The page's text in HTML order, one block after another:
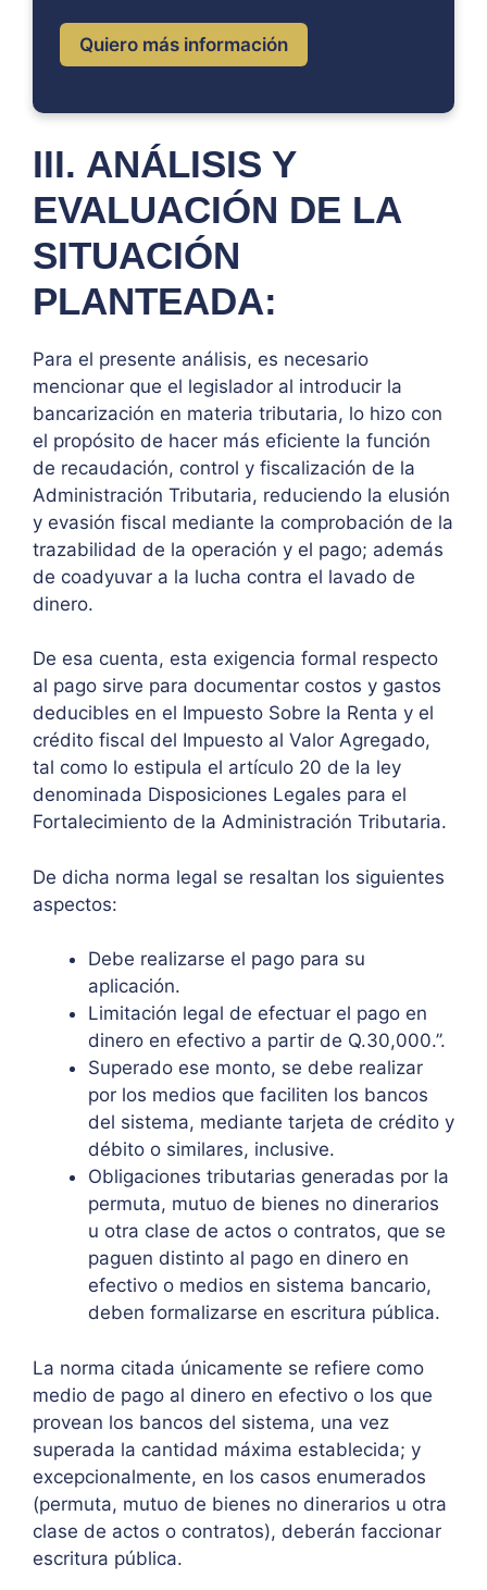
Quiero más información
III. ANÁLISIS Y
EVALUACIÓN DE LA
SITUACIÓN
PLANTEADA:
Para el presente análisis, es necesario
mencionar que el legislador al introducir la
bancarización en materia tributaria, lo hizo con
el propósito de hacer más eficiente la función
de recaudación, control y fiscalización de la
Administración Tributaria, reduciendo la elusión
y evasión fiscal mediante la comprobación de la
trazabilidad de la operación y el pago; además
de coadyuvar a la lucha contra el lavado de
dinero.
De esa cuenta, esta exigencia formal respecto
al pago sirve para documentar costos y gastos
deducibles en el Impuesto Sobre la Renta y el
crédito fiscal del Impuesto al Valor Agregado,
tal como lo estipula el artículo 20 de la ley
denominada Disposiciones Legales para el
Fortalecimiento de la Administración Tributaria.
De dicha norma legal se resaltan los siguientes
aspectos:
Debe realizarse el pago para su
aplicación.
Limitación legal de efectuar el pago en
dinero en efectivo a partir de Q.30,000.’’.
Superado ese monto, se debe realizar
por los medios que faciliten los bancos
del sistema, mediante tarjeta de crédito y
débito o similares, inclusive.
Obligaciones tributarias generadas por la
permuta, mutuo de bienes no dinerarios
u otra clase de actos o contratos, que se
paguen distinto al pago en dinero en
efectivo o medios en sistema bancario,
deben formalizarse en escritura pública.
La norma citada únicamente se refiere como
medio de pago al dinero en efectivo o los que
provean los bancos del sistema, una vez
superada la cantidad máxima establecida; y
excepcionalmente, en los casos enumerados
(permuta, mutuo de bienes no dinerarios u otra
clase de actos o contratos), deberán faccionar
escritura pública.